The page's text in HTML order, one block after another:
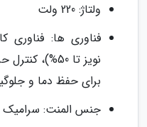
ولتاژ: 220 ولت
فناوری ها:
نویز تا
برای حفظ دما و
جنس المنت: سرامیک